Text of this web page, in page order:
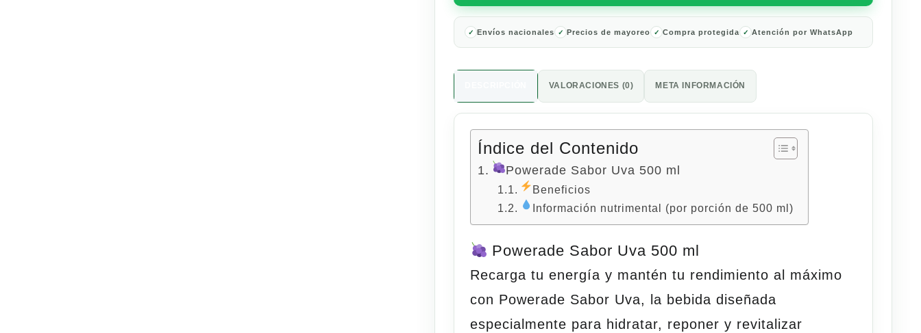
Envíos nacionales Precios de mayoreo Compra protegida Atención por WhatsApp
VALORACIONES (0) META INFORMACIÓN
Índice del Contenido
Powerade Sabor Uva 500 ml
Beneficios
Información nutrimental (por porción de 500 ml)
Powerade Sabor Uva 500 ml
Recarga tu energía y mantén tu rendimiento al máximo
con Powerade Sabor Uva, la bebida diseñada
especialmente para hidratar, reponer y revitalizar